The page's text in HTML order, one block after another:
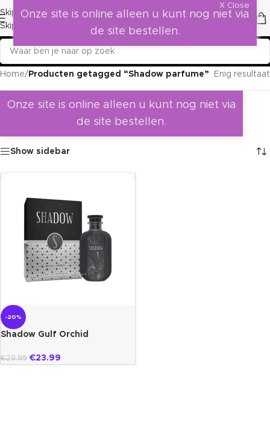
Skip to navigation
Skip to main content
Home/ Producten getagged “Shadow parfume” Enig resultaat
Onze site is online alleen u kunt nog niet via
de site bestellen.
Show sidebar
-20%
Shadow Gulf Orchid
€29.99 €23.99
X Close
Onze site is online alleen u kunt nog niet via
de site bestellen.